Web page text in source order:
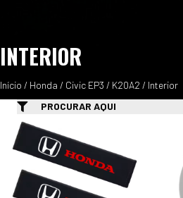
INTERIOR
Início / Honda / Civic EP3 / K20A2 / Interior
PROCURAR AQUI